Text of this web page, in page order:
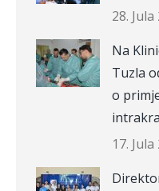
28. Jula
Na
Tuzla
o
17. Jula